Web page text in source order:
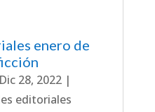
enero de
Dic 28, 2022|
editoriales